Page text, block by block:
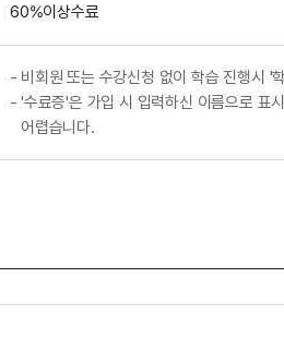
60%이상수료
- 비회원 또는 수강신청 없이 학습 진행시 '
- '수료증'은 가입 시 입력하신 이름으로 표
어렵습니다.